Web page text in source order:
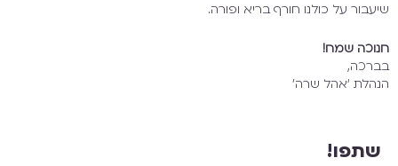
על כולנו חורף בריא ופורה.
שמח!
‘אהל שרה’
שתפו!